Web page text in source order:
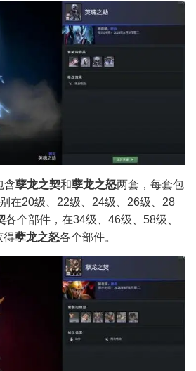
含孽龙之契和孽龙之怒两套，每套包
在20级、22级、24级、26级、28
各个部件，在34级、46级、58级、
得孽龙之怒各个部件。